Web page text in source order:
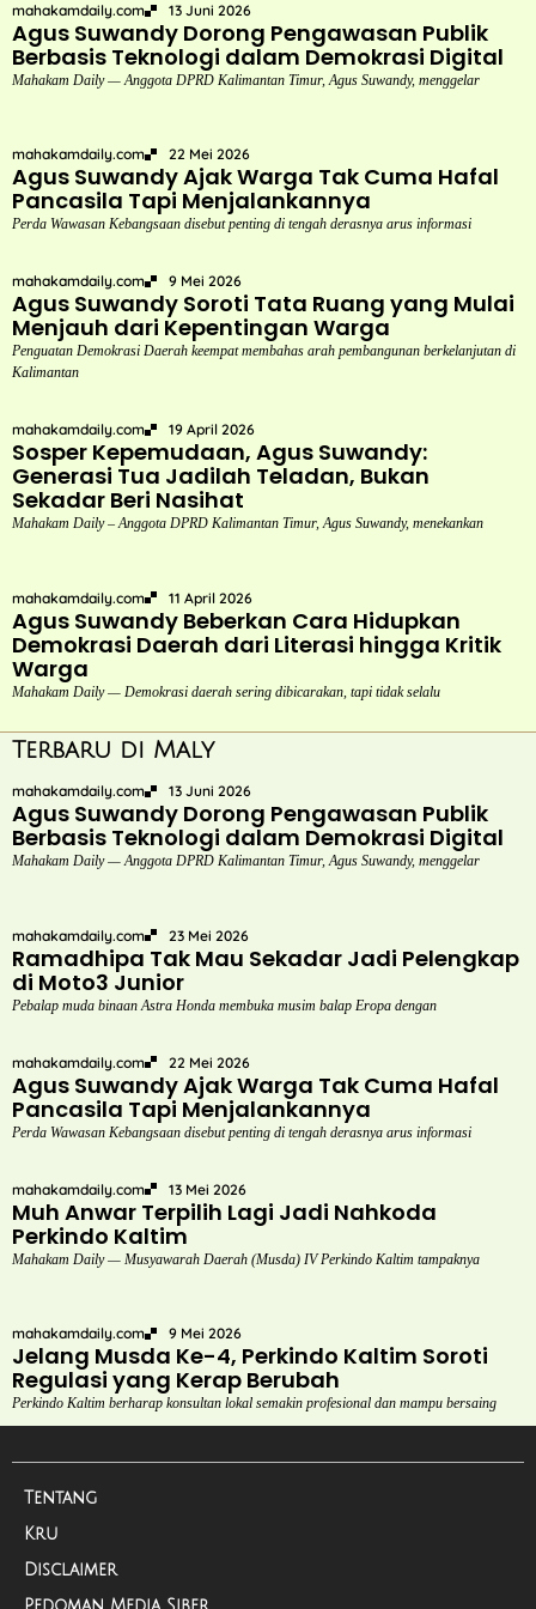
mahakamdaily.com 13 Juni 2026
Agus Suwandy Dorong Pengawasan Publik
Berbasis Teknologi dalam Demokrasi Digital
Mahakam Daily — Anggota DPRD Kalimantan Timur, Agus Suwandy, menggelar
mahakamdaily.com 22 Mei 2026
Agus Suwandy Ajak Warga Tak Cuma Hafal
Pancasila Tapi Menjalankannya
Perda Wawasan Kebangsaan disebut penting di tengah derasnya arus informasi
mahakamdaily.com 9 Mei 2026
Agus Suwandy Soroti Tata Ruang yang Mulai
Menjauh dari Kepentingan Warga
Penguatan Demokrasi Daerah keempat membahas arah pembangunan berkelanjutan di
Kalimantan
mahakamdaily.com 19 April 2026
Sosper Kepemudaan, Agus Suwandy:
Generasi Tua Jadilah Teladan, Bukan
Sekadar Beri Nasihat
Mahakam Daily – Anggota DPRD Kalimantan Timur, Agus Suwandy, menekankan
mahakamdaily.com 11 April 2026
Agus Suwandy Beberkan Cara Hidupkan
Demokrasi Daerah dari Literasi hingga Kritik
Warga
Mahakam Daily — Demokrasi daerah sering dibicarakan, tapi tidak selalu
Terbaru di Maly
mahakamdaily.com 13 Juni 2026
Agus Suwandy Dorong Pengawasan Publik
Berbasis Teknologi dalam Demokrasi Digital
Mahakam Daily — Anggota DPRD Kalimantan Timur, Agus Suwandy, menggelar
mahakamdaily.com 23 Mei 2026
Ramadhipa Tak Mau Sekadar Jadi Pelengkap
di Moto3 Junior
Pebalap muda binaan Astra Honda membuka musim balap Eropa dengan
mahakamdaily.com 22 Mei 2026
Agus Suwandy Ajak Warga Tak Cuma Hafal
Pancasila Tapi Menjalankannya
Perda Wawasan Kebangsaan disebut penting di tengah derasnya arus informasi
mahakamdaily.com 13 Mei 2026
Muh Anwar Terpilih Lagi Jadi Nahkoda
Perkindo Kaltim
Mahakam Daily — Musyawarah Daerah (Musda) IV Perkindo Kaltim tampaknya
mahakamdaily.com 9 Mei 2026
Jelang Musda Ke-4, Perkindo Kaltim Soroti
Regulasi yang Kerap Berubah
Perkindo Kaltim berharap konsultan lokal semakin profesional dan mampu bersaing
Tentang
Kru
Disclaimer